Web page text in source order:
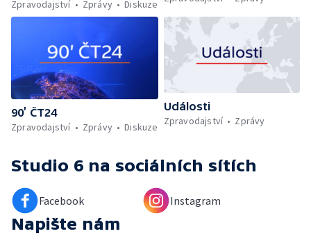
Zpravodajství
Zprávy Diskuze
90’ ČT24
Zpravodajství
Zprávy Diskuze
Události
Zpravodajství
Zprávy
Studio 6 na sociálních sítích
Facebook Instagram
Napište nám